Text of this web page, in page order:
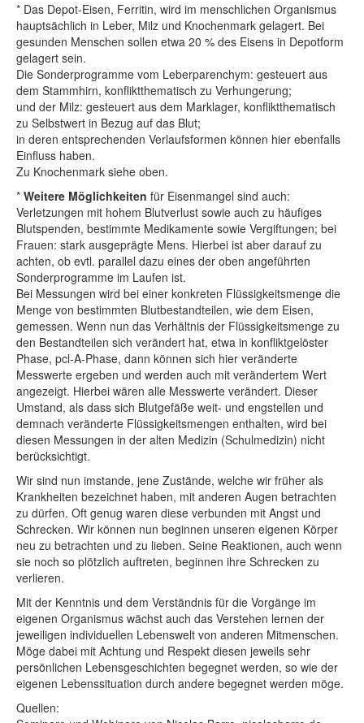
* Das Depot-Eisen, Ferritin, wird im menschlichen Organismus
hauptsächlich in Leber, Milz und Knochenmark gelagert. Bei
gesunden Menschen sollen etwa 20 % des Eisens in Depotform
gelagert sein.
Die Sonderprogramme vom Leberparenchym: gesteuert aus
dem Stammhirn, konfliktthematisch zu Verhungerung;
und der Milz: gesteuert aus dem Marklager, konfliktthematisch
zu Selbstwert in Bezug auf das Blut;
in deren entsprechenden Verlaufsformen können hier ebenfalls
Einfluss haben.
Zu Knochenmark siehe oben.
* Weitere Möglichkeiten für Eisenmangel sind auch:
Verletzungen mit hohem Blutverlust sowie auch zu häufiges
Blutspenden, bestimmte Medikamente sowie Vergiftungen; bei
Frauen: stark ausgeprägte Mens. Hierbei ist aber darauf zu
achten, ob evtl. parallel dazu eines der oben angeführten
Sonderprogramme im Laufen ist.
Bei Messungen wird bei einer konkreten Flüssigkeitsmenge die
Menge von bestimmten Blutbestandteilen, wie dem Eisen,
gemessen. Wenn nun das Verhältnis der Flüssigkeitsmenge zu
den Bestandteilen sich verändert hat, etwa in konfliktgelöster
Phase, pcl-A-Phase, dann können sich hier veränderte
Messwerte ergeben und werden auch mit verändertem Wert
angezeigt. Hierbei wären alle Messwerte verändert. Dieser
Umstand, als dass sich Blutgefäße weit- und engstellen und
demnach veränderte Flüssigkeitsmengen enthalten, wird bei
diesen Messungen in der alten Medizin (Schulmedizin) nicht
berücksichtigt.
Wir sind nun imstande, jene Zustände, welche wir früher als
Krankheiten bezeichnet haben, mit anderen Augen betrachten
zu dürfen. Oft genug waren diese verbunden mit Angst und
Schrecken. Wir können nun beginnen unseren eigenen Körper
neu zu betrachten und zu lieben. Seine Reaktionen, auch wenn
sie noch so plötzlich auftreten, beginnen ihre Schrecken zu
verlieren.
Mit der Kenntnis und dem Verständnis für die Vorgänge im
eigenen Organismus wächst auch das Verstehen lernen der
jeweiligen individuellen Lebenswelt von anderen Mitmenschen.
Möge dabei mit Achtung und Respekt diesen jeweils sehr
persönlichen Lebensgeschichten begegnet werden, so wie der
eigenen Lebenssituation durch andere begegnet werden möge.
Quellen: